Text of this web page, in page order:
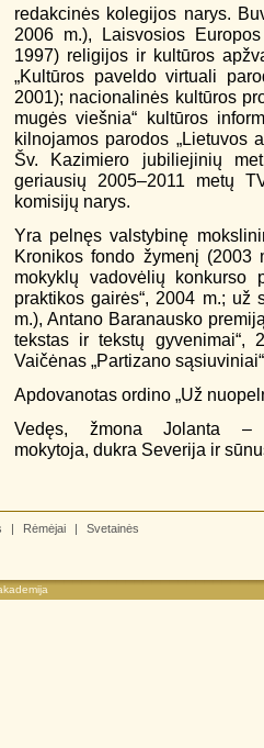
redakcinės kolegijos narys.
2006 m.), Laisvosios
1997) religijos ir kultūros
„Kultūros paveldo virtuali
2001); nacionalinės kultūros
mugės viešnia“ kultūros
kilnojamos parodos „Lietuvos
Šv. Kazimiero jubiliejinių
geriausių 2005–2011 metų
komisijų narys.
Yra pelnęs valstybinę
Kronikos fondo žymenį (2003
mokyklų vadovėlių konkurso
praktikos gairės“, 2004 m.; už
m.), Antano Baranausko
tekstas ir tekstų gyvenimai“,
Vaičėnas „Partizano
Apdovanotas ordino „Už
Vedęs, žmona Jolanta –
mokytoja, dukra Severija ir
| Rėmėjai |
Svetainės